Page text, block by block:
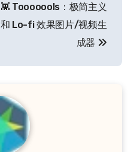
👾 Tooooools：极简主义
和 Lo-fi 效果图片/视频生
成器